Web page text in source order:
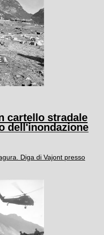
cartello stradale
dell'inondazione
Diga di Vajont presso